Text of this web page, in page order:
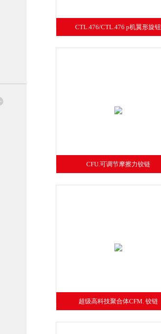
CTL.476/CTL.476 p机翼形旋钮
CFU.可调节摩擦力铰链
超级高科技聚合体CFM. 铰链